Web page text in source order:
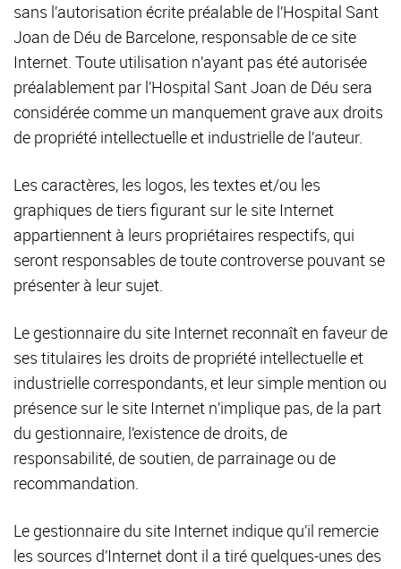
sans l’autorisation écrite préalable de l’Hospital Sant
Joan de Déu de Barcelone, responsable de ce site
Internet. Toute utilisation n’ayant pas été autorisée
préalablement par l’Hospital Sant Joan de Déu sera
considérée comme un manquement grave aux droits
de propriété intellectuelle et industrielle de l’auteur.
Les caractères, les logos, les textes et/ou les
graphiques de tiers figurant sur le site Internet
appartiennent à leurs propriétaires respectifs, qui
seront responsables de toute controverse pouvant se
présenter à leur sujet.
Le gestionnaire du site Internet reconnaît en faveur de
ses titulaires les droits de propriété intellectuelle et
industrielle correspondants, et leur simple mention ou
présence sur le site Internet n’implique pas, de la part
du gestionnaire, l’existence de droits, de
responsabilité, de soutien, de parrainage ou de
recommandation.
Le gestionnaire du site Internet indique qu’il remercie
les sources d’Internet dont il a tiré quelques-unes des